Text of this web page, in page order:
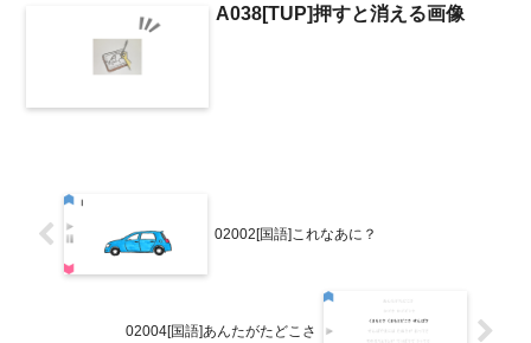
A038[TUP]押すと消える画像
02002[国語]これなあに？
02004[国語]あんたがたどこさ